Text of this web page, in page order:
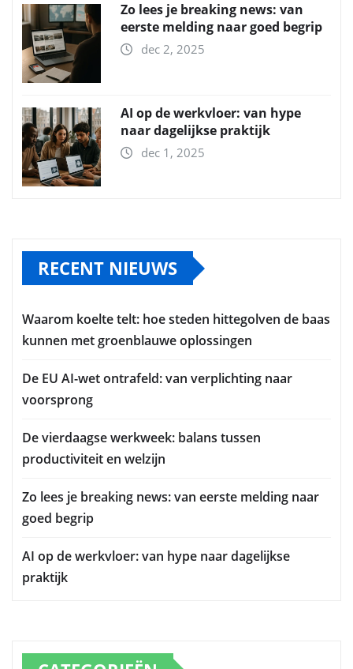
Zo lees je breaking news: van
eerste melding naar goed begrip
dec 2, 2025
AI op de werkvloer: van hype
naar dagelijkse praktijk
dec 1, 2025
RECENT NIEUWS
Waarom koelte telt: hoe steden hittegolven de baas
kunnen met groenblauwe oplossingen
De EU AI-wet ontrafeld: van verplichting naar
voorsprong
De vierdaagse werkweek: balans tussen
productiviteit en welzijn
Zo lees je breaking news: van eerste melding naar
goed begrip
AI op de werkvloer: van hype naar dagelijkse
praktijk